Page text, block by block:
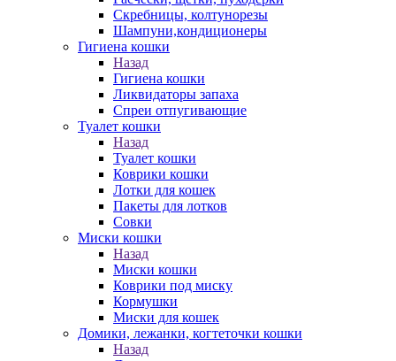
Скребницы, колтунорезы
Шампуни,кондиционеры
Гигиена кошки
Назад
Гигиена кошки
Ликвидаторы запаха
Спреи отпугивающие
Туалет кошки
Назад
Туалет кошки
Коврики кошки
Лотки для кошек
Пакеты для лотков
Совки
Миски кошки
Назад
Миски кошки
Коврики под миску
Кормушки
Миски для кошек
Домики, лежанки, когтеточки кошки
Назад